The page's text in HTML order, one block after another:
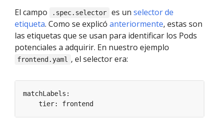
El campo .spec.selector es un selector de
etiqueta. Como se explicó anteriormente, estas son
las etiquetas que se usan para identificar los Pods
potenciales a adquirir. En nuestro ejemplo
frontend.yaml , el selector era: